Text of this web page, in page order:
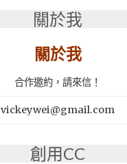
薦：
關於我
關於我
合作邀約，請來信！
vickeywei@gmail.com
創用CC